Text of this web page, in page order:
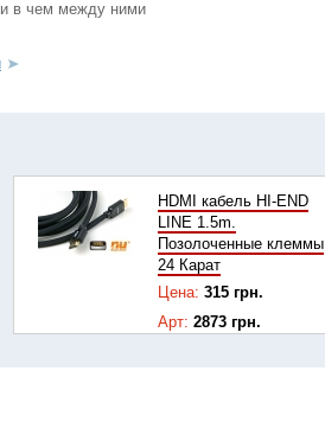
в чем между ними
HDMI кабель HI-END
LINE 1.5m.
Позолоченные клеммы
24 Карат
Цена: 315 грн.
Арт: 2873 грн.